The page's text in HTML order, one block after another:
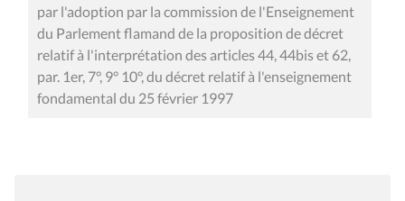
par l'adoption par la commission de l'Enseignement
du Parlement flamand de la proposition de décret
relatif à l'interprétation des articles 44, 44bis et 62,
par. 1er, 7°, 9° 10°, du décret relatif à l'enseignement
fondamental du 25 février 1997